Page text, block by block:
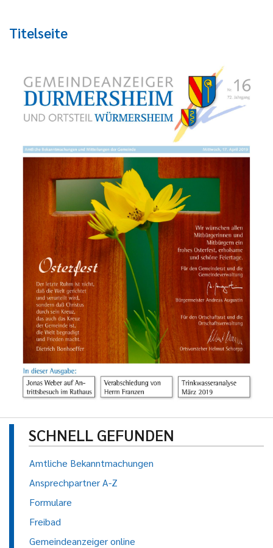
Titelseite
SCHNELL GEFUNDEN
Amtliche Bekanntmachungen
Ansprechpartner A-Z
Formulare
Freibad
Gemeindeanzeiger online